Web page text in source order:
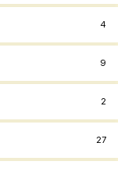
4
9
2
27